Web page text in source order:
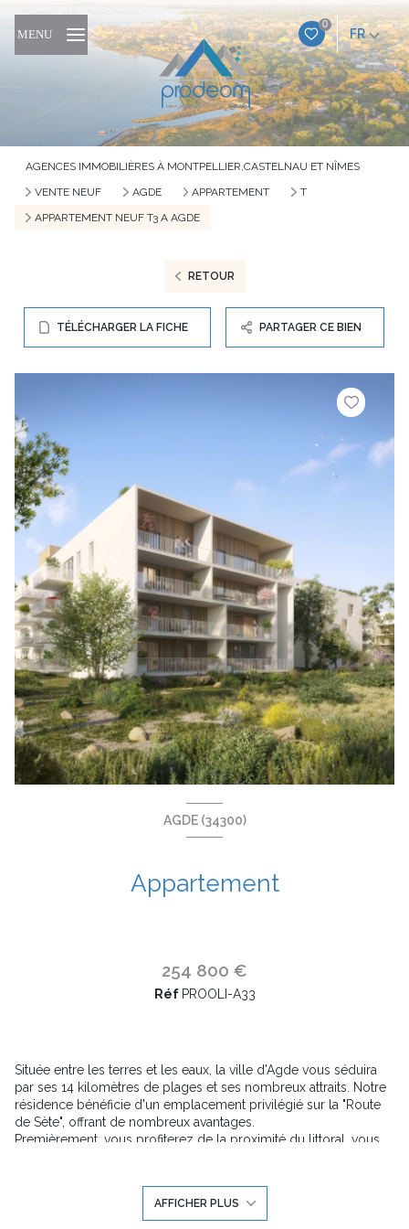
0
FR
MENU
AGENCES IMMOBILIÈRES À MONTPELLIER,CASTELNAU ET NÎMES
VENTE NEUF
AGDE APPARTEMENT
T
APPARTEMENT NEUF T3 A AGDE
RETOUR
TÉLÉCHARGER LA FICHE PARTAGER CE BIEN
AGDE (34300)
Appartement
254 800 €
Réf PROOLI-A33
Située entre les terres et les eaux, la ville d'Agde vous séduira
par ses 14 kilomètres de plages et ses nombreux attraits. Notre
résidence bénéficie d'un emplacement privilégié sur la "Route
de Sète", offrant de nombreux avantages.
Premièrement, vous profiterez de la proximité du littoral, vous
d'Agde est facilement accessible, vous offrant une vie citadine
AFFICHER PLUS